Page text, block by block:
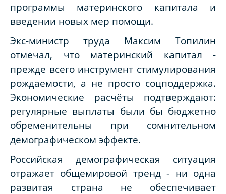
программы материнского капитала и
введении новых мер помощи.
Экс-министр труда Максим Топилин
отмечал, что материнский капитал -
прежде всего инструмент стимулирования
рождаемости, а не просто соцподдержка.
Экономические расчёты подтверждают:
регулярные выплаты были бы бюджетно
обременительны при сомнительном
демографическом эффекте.
Российская демографическая ситуация
отражает общемировой тренд - ни одна
развитая страна не обеспечивает